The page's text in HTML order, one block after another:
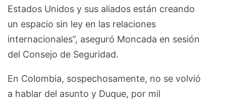
Estados Unidos y sus aliados están creando
un espacio sin ley en las relaciones
internacionales”, aseguró Moncada en sesión
del Consejo de Seguridad.
En Colombia, sospechosamente, no se volvió
a hablar del asunto y Duque, por mil